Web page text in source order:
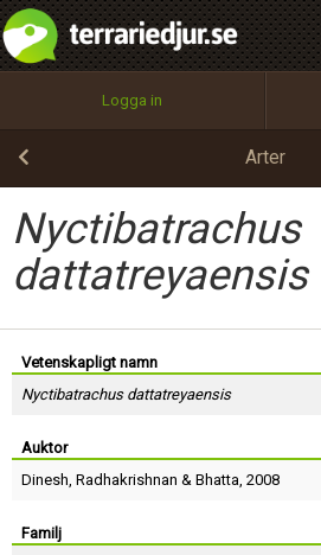
Logga in
Arter
Nyctibatrachus
dattatreyaensis
Vetenskapligt namn
Nyctibatrachus dattatreyaensis
Auktor
Dinesh, Radhakrishnan & Bhatta, 2008
Familj
Utför
100%
OK
integritetspolicy
Namn:
Epost:
Användarnamn:
Lösenord:
Terms of Service
Begär nytt lösenord